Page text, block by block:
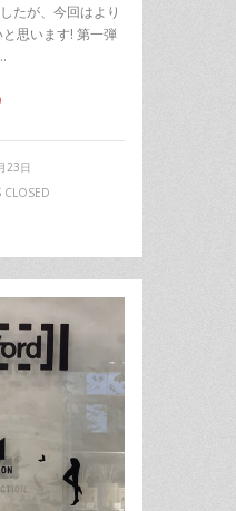
たが、今回はより
思います! 第一弾
23日
CLOSED